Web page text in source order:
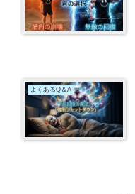
よくあるQ＆A